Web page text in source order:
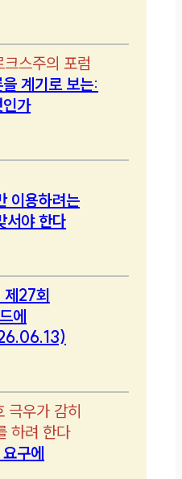
스주의 포럼
계기로 보는:
가
이용하려는
서야 한다
27회
에
극우가 감히
하려 한다
구에